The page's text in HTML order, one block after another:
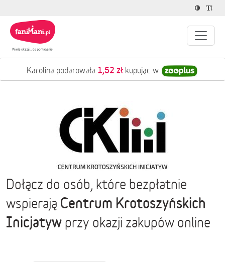
Karolina podarowała 1,52 zł kupując w
Dołącz do osób, które bezpłatnie
wspierają Centrum Krotoszyńskich
Inicjatyw przy okazji zakupów online